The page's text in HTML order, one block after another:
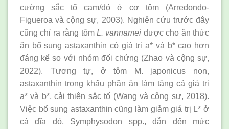
cường sắc tố cam/đỏ ở cơ tôm (Arredondo-
Figueroa và cộng sự, 2003). Nghiên cứu trước đây
cũng chỉ ra rằng tôm L. vannamei được cho ăn thức
ăn bổ sung astaxanthin có giá trị a* và b* cao hơn
đáng kể so với nhóm đối chứng (Zhao và cộng sự,
2022). Tương tự, ở tôm M. japonicus non,
astaxanthin trong khẩu phần ăn làm tăng cả giá trị
a* và b*, cải thiện sắc tố (Wang và cộng sự, 2018).
Việc bổ sung astaxanthin cũng làm giảm giá trị L* ở
cá đĩa đỏ, Symphysodon spp., dẫn đến mức